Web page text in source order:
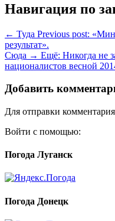
Навигация по
← Туда Previous post:
результат».
Сюда → Ещё: Никогда не
националистов весной
Добавить
Для отправки
Войти с помощью:
Погода Луганск
Погода Донецк